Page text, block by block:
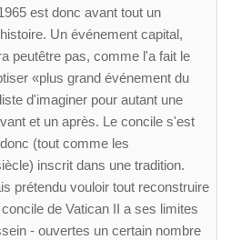
est donc avant tout un
Un événement capital,
peutêtre pas, comme l'a fait le
«plus grand événement du
d'imaginer pour autant une
et un après. Le concile s'est
(tout comme les
inscrit dans une tradition.
prétendu vouloir tout reconstruire
de Vatican II a ses limites
- ouvertes un certain nombre